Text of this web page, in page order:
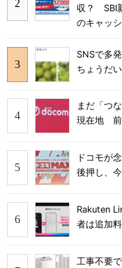
収？ SBI
のキャッ
SNSで多
ちょうだ
まだ「つ
現在地 前
ドコモが
後押し、
Rakuten
者は追加
工事不要